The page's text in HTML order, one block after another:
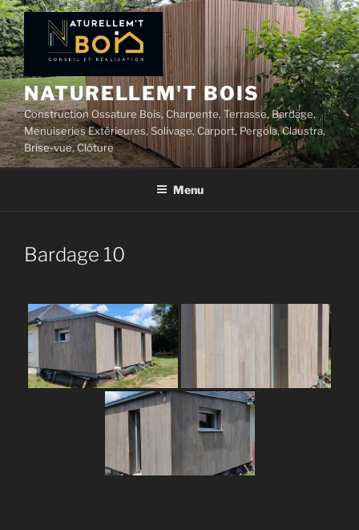
Aller
au
contenu
principal
NATURELLEM'T BOIS
Construction Ossature Bois, Charpente, Terrasse, Bardage,
Menuiseries Extérieures, Solivage, Carport, Pergola, Claustra,
Brise-vue, Clôture
Menu
Bardage 10